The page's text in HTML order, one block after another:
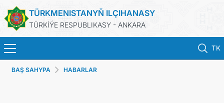
TÜRKMENISTANYŇ ILÇIHANASY
TÜRKİÝE RESPUBLIKASY - ANKARA
TK
BAŞ SAHYPA
BAŞ SAHYPA HABARLAR